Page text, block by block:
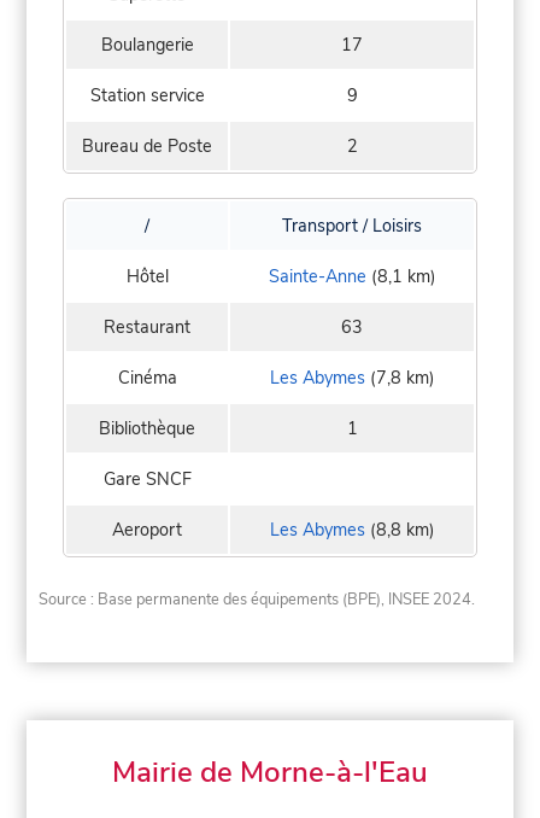
Boulangerie 17
Station service 9
Bureau de Poste 2
/ Transport / Loisirs
Hôtel Sainte-Anne (8,1 km)
Restaurant 63
Cinéma Les Abymes(7,8 km)
Bibliothèque 1
Gare SNCF
Aeroport Les Abymes(8,8 km)
Source : Base permanente des équipements (BPE), INSEE 2024.
Mairie de Morne-à-l'Eau